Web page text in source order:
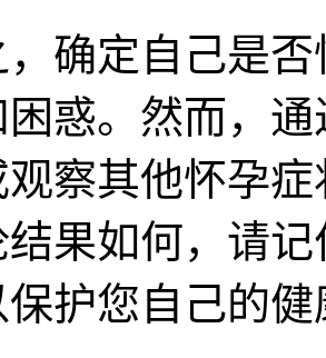
定自己是否
惑。然而，
察其他怀孕
果如何，请
护您自己的